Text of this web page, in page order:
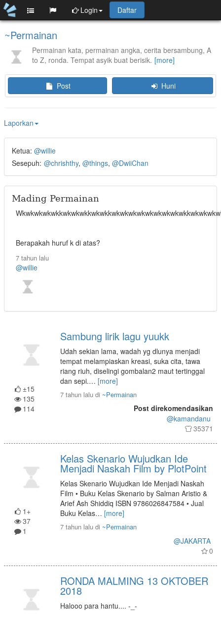
Login Daftar
~Permainan
Permainan kata, permainan angka, cerita bersambung, A
to Z, ronda. Tempat asyik buat berisik.
Post Huni
Laporkan
Ketua: @willie
Sesepuh: @chrishthy @things @DwiiChan
Mading Permainan
Berapakah huruf k di atas?
7 tahun lalu
@willie
±15
135
114
Sambung lirik lagu yuukk
Udah sekian lama, wadah yg dlunya menjadi
tempat melampiaskan kreasi, suka cita, tawa
riang riuh, diselingi gombalan2 maut tertinggal
dan sepi.… [more]
7 tahun lalu di ~Permainan
Post direkomendasikan
@kamandanu
35371
1+
37
1
Kelas Skenario Wujudkan Ide
Menjadi Naskah Film by PlotPoint
Kelas Skenario Wujudkan Ide Menjadi Naskah
Film • Buku Kelas Skenario by Salman Aristio &
Arief Ash Shiddiq ISBN 9786026847584 • Jual
Buku Kelas… [more]
7 tahun lalu di ~Permainan
@JAKARTA
0
RONDA MALMING 13 OKTOBER
2018
Halooo para hantu.... -_-